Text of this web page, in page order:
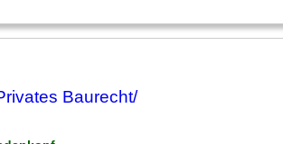
Baurecht/